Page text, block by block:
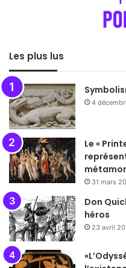
Les plus lus
4
Le «
31 mars
Don
héros
23 avril